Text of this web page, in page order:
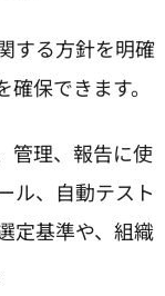
する方針を明確
保できます。
管理、報告に使
ル、自動テスト
定基準や、組織